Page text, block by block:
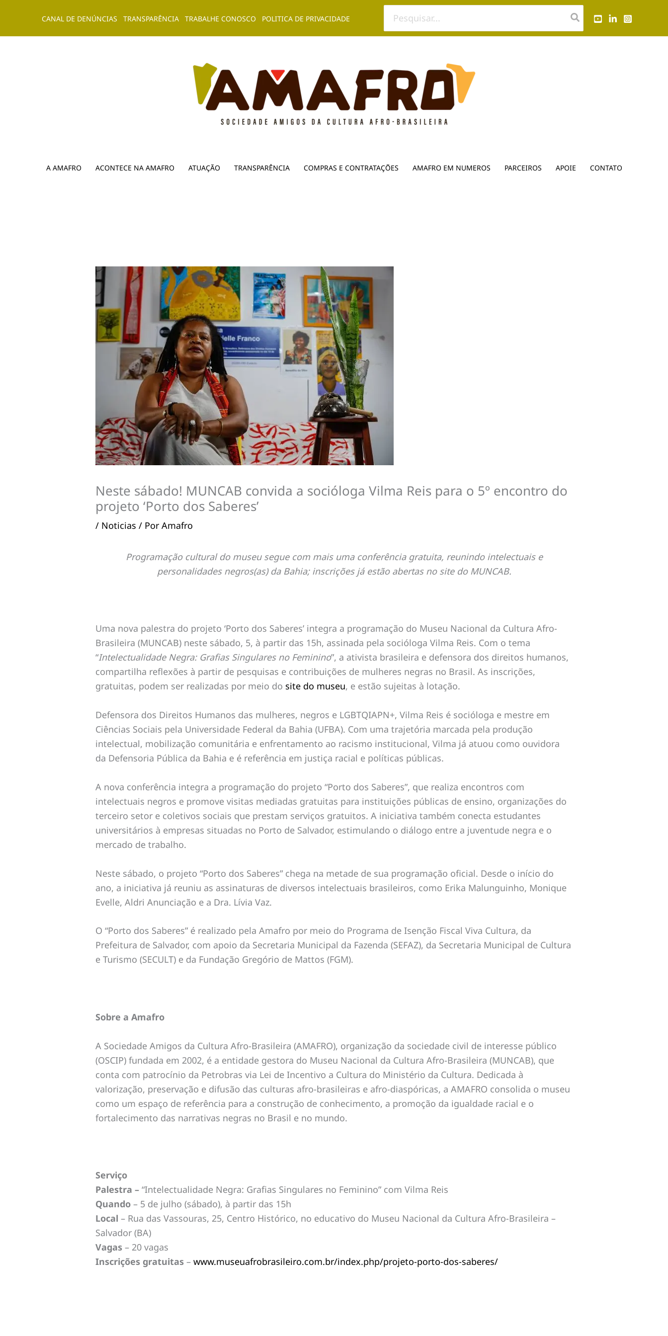
o
CANAL DE DENÚNCIAS TRANSPARÊNCIA TRABALHE CONOSCO POLITICA DE PRIVACIDADE
A AMAFRO ACONTECE NA AMAFRO ATUAÇÃO TRANSPARÊNCIA COMPRAS E CONTRATAÇÕES AMAFRO EM NUMEROS PARCEIROS APOIE CONTATO
Neste sábado! MUNCAB convida a socióloga Vilma Reis para o 5º encontro do
projeto ‘Porto dos Saberes’
/ Noticias / PorAmafro
Programação cultural do museu segue com mais uma conferência gratuita, reunindo intelectuais e
personalidades negros(as) da Bahia; inscrições já estão abertas no site do MUNCAB.
Uma nova palestra do projeto ‘Porto dos Saberes’ integra a programação do Museu Nacional da Cultura Afro-
Brasileira (MUNCAB) neste sábado, 5, à partir das 15h, assinada pela socióloga Vilma Reis. Com o tema
“Intelectualidade Negra: Grafias Singulares no Feminino”, a ativista brasileira e defensora dos direitos humanos,
compartilha reflexões à partir de pesquisas e contribuições de mulheres negras no Brasil. As inscrições,
gratuitas, podem ser realizadas por meio do site do museu, e estão sujeitas à lotação.
Defensora dos Direitos Humanos das mulheres, negros e LGBTQIAPN+, Vilma Reis é socióloga e mestre em
Ciências Sociais pela Universidade Federal da Bahia (UFBA). Com uma trajetória marcada pela produção
intelectual, mobilização comunitária e enfrentamento ao racismo institucional, Vilma já atuou como ouvidora
da Defensoria Pública da Bahia e é referência em justiça racial e políticas públicas.
A nova conferência integra a programação do projeto “Porto dos Saberes”, que realiza encontros com
intelectuais negros e promove visitas mediadas gratuitas para instituições públicas de ensino, organizações do
terceiro setor e coletivos sociais que prestam serviços gratuitos. A iniciativa também conecta estudantes
universitários à empresas situadas no Porto de Salvador, estimulando o diálogo entre a juventude negra e o
mercado de trabalho.
Neste sábado, o projeto “Porto dos Saberes” chega na metade de sua programação oficial. Desde o início do
ano, a iniciativa já reuniu as assinaturas de diversos intelectuais brasileiros, como Erika Malunguinho, Monique
Evelle, Aldri Anunciação e a Dra. Lívia Vaz.
O “Porto dos Saberes” é realizado pela Amafro por meio do Programa de Isenção Fiscal Viva Cultura, da
Prefeitura de Salvador, com apoio da Secretaria Municipal da Fazenda (SEFAZ), da Secretaria Municipal de Cultura
e Turismo (SECULT) e da Fundação Gregório de Mattos (FGM).
Sobre a Amafro
A Sociedade Amigos da Cultura Afro-Brasileira (AMAFRO), organização da sociedade civil de interesse público
(OSCIP) fundada em 2002, é a entidade gestora do Museu Nacional da Cultura Afro-Brasileira (MUNCAB), que
conta com patrocínio da Petrobras via Lei de Incentivo a Cultura do Ministério da Cultura. Dedicada à
valorização, preservação e difusão das culturas afro-brasileiras e afro-diaspóricas, a AMAFRO consolida o museu
como um espaço de referência para a construção de conhecimento, a promoção da igualdade racial e o
fortalecimento das narrativas negras no Brasil e no mundo.
Serviço
Palestra – “Intelectualidade Negra: Grafias Singulares no Feminino” com Vilma Reis
Quando – 5 de julho (sábado), à partir das 15h
Local – Rua das Vassouras, 25, Centro Histórico, no educativo do Museu Nacional da Cultura Afro-Brasileira –
Salvador (BA)
Vagas – 20 vagas
Inscrições gratuitas –www.museuafrobrasileiro.com.br/index.php/projeto-porto-dos-saberes/